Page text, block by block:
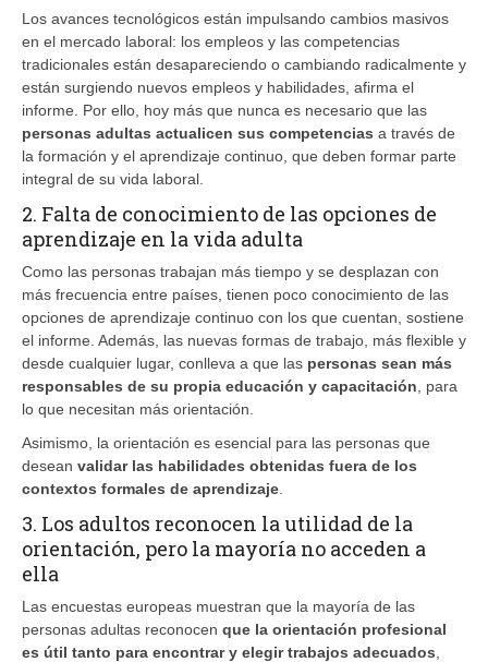
Los avances tecnológicos están impulsando cambios masivos
en el mercado laboral: los empleos y las competencias
tradicionales están desapareciendo o cambiando radicalmente y
están surgiendo nuevos empleos y habilidades, afirma el
informe. Por ello, hoy más que nunca es necesario que las
personas adultas actualicen sus competencias a través de
la formación y el aprendizaje continuo, que deben formar parte
integral de su vida laboral.
2. Falta de conocimiento de las opciones de
aprendizaje en la vida adulta
Como las personas trabajan más tiempo y se desplazan con
más frecuencia entre países, tienen poco conocimiento de las
opciones de aprendizaje continuo con los que cuentan, sostiene
el informe. Además, las nuevas formas de trabajo, más flexible y
desde cualquier lugar, conlleva a que las personas sean más
responsables de su propia educación y capacitación , para
lo que necesitan más orientación.
Asimismo, la orientación es esencial para las personas que
desean validar las habilidades obtenidas fuera de los
contextos formales de aprendizaje
3. Los adultos reconocen la utilidad de la
orientación, pero la mayoría no acceden a
ella
Las encuestas europeas muestran que la mayoría de las
personas adultas reconocen que la orientación profesional
es útil tanto para encontrar y elegir trabajos adecuados